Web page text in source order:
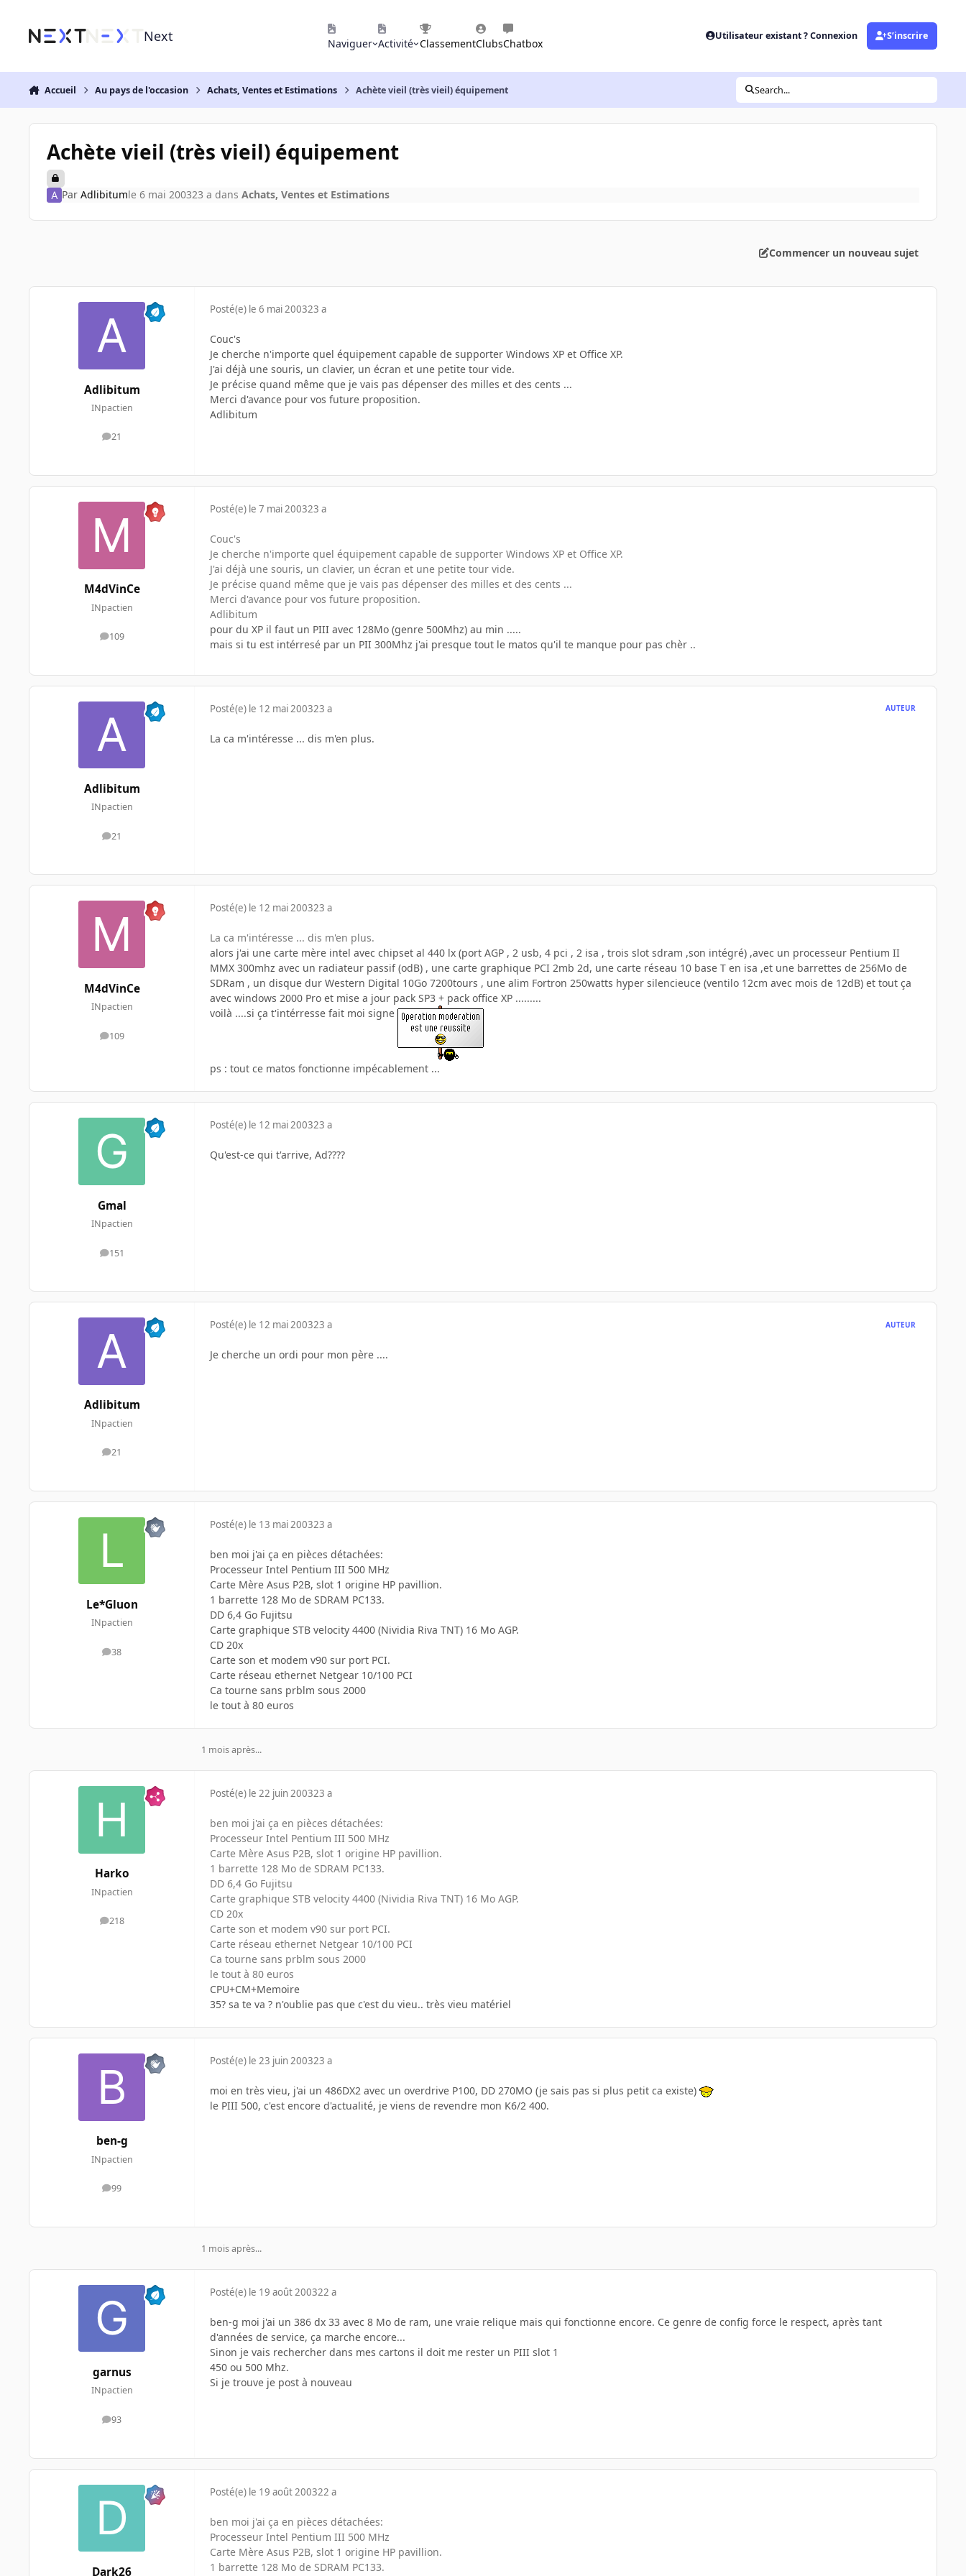
Next Naviguer Activité ClassementClubsChatbox
Utilisateur existant ? Connexion S’inscrire
Accueil Au pays de l'occasion Achats, Ventes et Estimations Achète vieil (très vieil) équipement Search...
Achète vieil (très vieil) équipement
Par Adlibitumle 6 mai 200323 a dans Achats, Ventes et Estimations
Commencer un nouveau sujet
Adlibitum
INpactien
21
messages
Posté(e) le 6 mai 200323 a
Couc's
Je cherche n'importe quel équipement capable de supporter Windows XP et Office XP.
J'ai déjà une souris, un clavier, un écran et une petite tour vide.
Je précise quand même que je vais pas dépenser des milles et des cents ...
Merci d'avance pour vos future proposition.
Adlibitum
M4dVinCe
INpactien
109
messages
Posté(e) le 7 mai 200323 a
Couc's
Je cherche n'importe quel équipement capable de supporter Windows XP et Office XP.
J'ai déjà une souris, un clavier, un écran et une petite tour vide.
Je précise quand même que je vais pas dépenser des milles et des cents ...
Merci d'avance pour vos future proposition.
Adlibitum
pour du XP il faut un PIII avec 128Mo (genre 500Mhz) au min .....
mais si tu est intérresé par un PII 300Mhz j'ai presque tout le matos qu'il te manque pour pas chèr ..
Adlibitum
INpactien
21
messages
Posté(e) le 12 mai 200323 a AUTEUR
La ca m'intéresse ... dis m'en plus.
M4dVinCe
INpactien
109
messages
Posté(e) le 12 mai 200323 a
La ca m'intéresse ... dis m'en plus.
alors j'ai une carte mère intel avec chipset al 440 lx (port AGP , 2 usb, 4 pci , 2 isa , trois slot sdram ,son intégré) ,avec un processeur Pentium II
MMX 300mhz avec un radiateur passif (odB) , une carte graphique PCI 2mb 2d, une carte réseau 10 base T en isa ,et une barrettes de 256Mo de
SDRam , un disque dur Western Digital 10Go 7200tours , une alim Fortron 250watts hyper silencieuce (ventilo 12cm avec mois de 12dB) et tout ça
avec windows 2000 Pro et mise a jour pack SP3 + pack office XP .........
voilà ....si ça t'intérresse fait moi signe
ps : tout ce matos fonctionne impécablement ...
Gmal
INpactien
151
messages
Posté(e) le 12 mai 200323 a
Qu'est-ce qui t'arrive, Ad????
Adlibitum
INpactien
21
messages
Posté(e) le 12 mai 200323 a AUTEUR
Je cherche un ordi pour mon père ....
Le*Gluon
INpactien
38
messages
Posté(e) le 13 mai 200323 a
ben moi j'ai ça en pièces détachées:
Processeur Intel Pentium III 500 MHz
Carte Mère Asus P2B, slot 1 origine HP pavillion.
1 barrette 128 Mo de SDRAM PC133.
DD 6,4 Go Fujitsu
Carte graphique STB velocity 4400 (Nividia Riva TNT) 16 Mo AGP.
CD 20x
Carte son et modem v90 sur port PCI.
Carte réseau ethernet Netgear 10/100 PCI
Ca tourne sans prblm sous 2000
le tout à 80 euros
1 mois après...
Harko
INpactien
218
messages
Posté(e) le 22 juin 200323 a
ben moi j'ai ça en pièces détachées:
Processeur Intel Pentium III 500 MHz
Carte Mère Asus P2B, slot 1 origine HP pavillion.
1 barrette 128 Mo de SDRAM PC133.
DD 6,4 Go Fujitsu
Carte graphique STB velocity 4400 (Nividia Riva TNT) 16 Mo AGP.
CD 20x
Carte son et modem v90 sur port PCI.
Carte réseau ethernet Netgear 10/100 PCI
Ca tourne sans prblm sous 2000
le tout à 80 euros
CPU+CM+Memoire
35? sa te va ? n'oublie pas que c'est du vieu.. très vieu matériel
ben-g
INpactien
99
messages
Posté(e) le 23 juin 200323 a
moi en très vieu, j'ai un 486DX2 avec un overdrive P100, DD 270MO (je sais pas si plus petit ca existe)
le PIII 500, c'est encore d'actualité, je viens de revendre mon K6/2 400.
1 mois après...
garnus
INpactien
93
messages
Posté(e) le 19 août 200322 a
ben-g moi j'ai un 386 dx 33 avec 8 Mo de ram, une vraie relique mais qui fonctionne encore. Ce genre de config force le respect, après tant
d'années de service, ça marche encore...
Sinon je vais rechercher dans mes cartons il doit me rester un PIII slot 1
450 ou 500 Mhz.
Si je trouve je post à nouveau
Dark26
Posté(e) le 19 août 200322 a
ben moi j'ai ça en pièces détachées:
Processeur Intel Pentium III 500 MHz
Carte Mère Asus P2B, slot 1 origine HP pavillion.
1 barrette 128 Mo de SDRAM PC133.